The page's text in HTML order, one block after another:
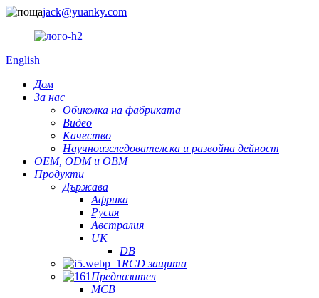
jack@yuanky.com
English
Дом
За нас
Обиколка на фабриката
Видео
Качество
Научноизследователска и развойна дейност
OEM, ODM и OBM
Продукти
Държава
Африка
Русия
Австралия
UK
DB
RCD защита
Предпазител
MCB